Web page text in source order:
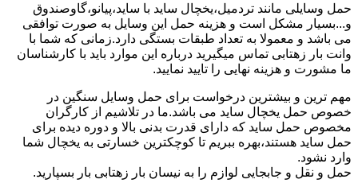
حمل وسایلی مانند تردمیل،یخچال ساید با ساید،پیانو،گاوصندوق
و...بسیار مشکل است و هزینه حمل این وسایل به صورت توافقی
می باشد و معمولا به تعداد طبقات بستگی دارد.زمانی که شما با
وانت بار زهتابی تماس میگیرید درباره این موارد باید با کارشناسان
ما مشورت و هزینه نهایی را تایید نمایید.
مهم ترین و بیشترین درخواست برای حمل وسایل سنگین در
خصوص حمل یخچال ساید می باشد.ما در تلاشیم از کارگران
مخصوص حمل ساید که دارای قدرت بدنی بالا و دوره دیده برای
حمل ساید هستند،بهره ببریم تا کوچکترین خسارتی به یخچال شما
وارد نشود.
حمل و نقل و جابجایی لوازم را به نیسان بار زهتابی بار بسپارید.